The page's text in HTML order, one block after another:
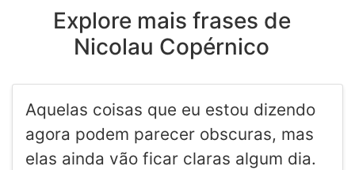
Explore mais frases de
Nicolau Copérnico
Aquelas coisas que eu estou dizendo
agora podem parecer obscuras, mas
elas ainda vão ficar claras algum dia.